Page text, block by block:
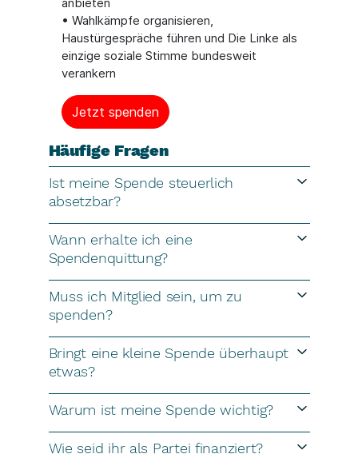
anbieten
• Wahlkämpfe organisieren,
Haustürgespräche führen und Die Linke als
einzige soziale Stimme bundesweit
verankern
Jetzt spenden
Häufige Fragen
Ist meine Spende steuerlich
absetzbar?
Wann erhalte ich eine
Spendenquittung?
Muss ich Mitglied sein, um zu
spenden?
Bringt eine kleine Spende überhaupt
etwas?
Warum ist meine Spende wichtig?
Wie seid ihr als Partei finanziert?